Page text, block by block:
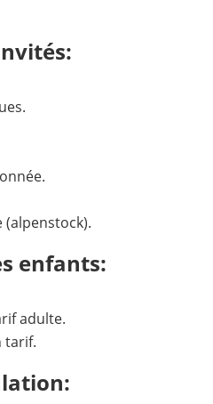
enfants:
adulte.
tarif.